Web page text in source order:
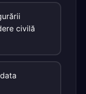
civilă